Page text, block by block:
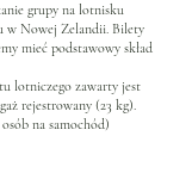
grupy na lotnisku
w Nowej Zelandii. Bilety
mieć podstawowy skład
lotniczego zawarty jest
rejestrowany (23 kg).
na samochód)